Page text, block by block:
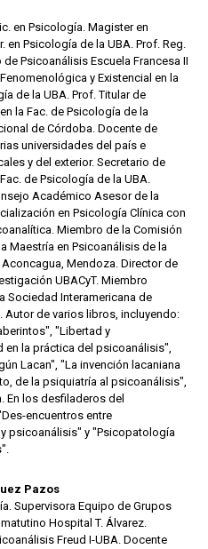
en Psicología. Magister en
en Psicología de la UBA. Prof. Reg.
Psicoanálisis Escuela Francesa II
y Existencial en la
de la UBA. Prof. Titular de
la Fac. de Psicología de la
de Córdoba. Docente de
universidades del país e
y del exterior. Secretario de
de Psicología de la UBA.
Académico Asesor de la
en Psicología Clínica con
Miembro de la Comisión
Maestría en Psicoanálisis de la
Mendoza. Director de
UBACyT. Miembro
Sociedad Interamericana de
Autor de varios libros, incluyendo:
"Libertad y
en la práctica del psicoanálisis",
Lacan", "La invención lacaniana
de la psiquiatría al psicoanálisis",
En los desfiladeros del
encuentros entre
psicoanálisis" y "Psicopatología
Pazos
Supervisora Equipo de Grupos
Hospital T. Álvarez.
Freud I-UBA. Docente